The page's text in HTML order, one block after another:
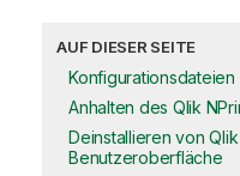
AUF DIESER SEITE
Konfigurationsdateien
Anhalten des Qlik
Deinstallieren von
Benutzeroberfläche